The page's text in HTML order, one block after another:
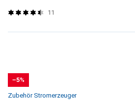
11
−5%
Zubehör Stromerzeuger